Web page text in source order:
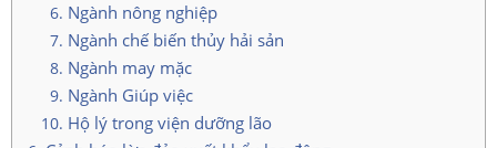
Ngành nông nghiệp
Ngành chế biến thủy hải sản
Ngành may mặc
Ngành Giúp việc
Hộ lý trong viện dưỡng lão